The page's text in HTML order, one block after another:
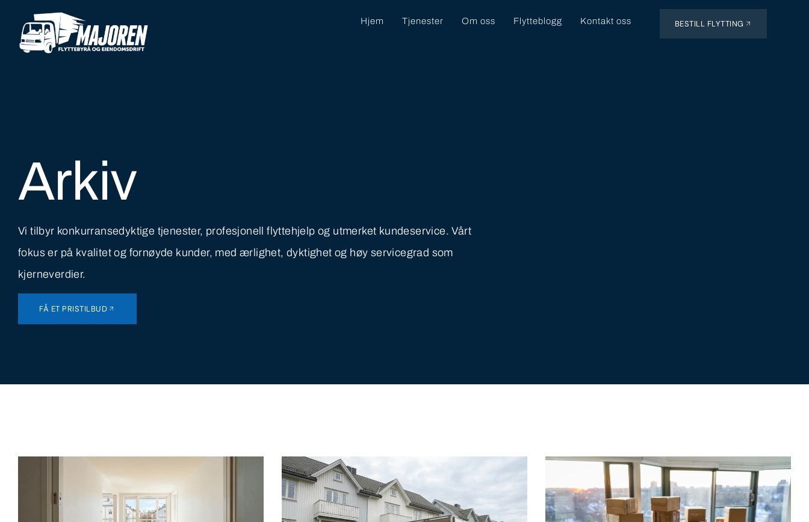
Hjem Tjenester Om oss Flytteblogg Kontakt oss BESTILL FLYTTING
Arkiv
Vi tilbyr konkurransedyktige tjenester, profesjonell flyttehjelp og utmerket kundeservice. Vårt
fokus er på kvalitet og fornøyde kunder, med ærlighet, dyktighet og høy servicegrad som
kjerneverdier.
FÅ ET PRISTILBUD